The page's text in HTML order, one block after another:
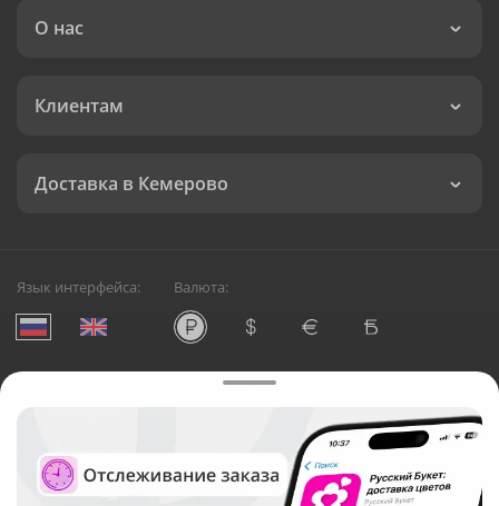
О нас
Клиентам
Доставка в Кемерово
Язык интерфейса: Валюта:
Служба круглосуточной доставки цветов в Кемерово
Русский Букет, 2026
Общество с ограниченной ответственностью «Технология»
ОГРН: 1195476081745, ИНН: 5410081997
Юридический адрес: г. Новосибирск, ул. Ипподромская,